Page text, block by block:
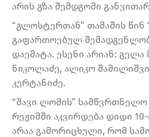
არის გზა შემდგომი
“გლოსტერთან” თამაშის წინ
გაფართოებულ
დაემატა. ესენი არიან:
ნიკოლაძე, ალიკო
კურტანიძე.
“შავი ლომის”
რეჟიმში აკვირდება დიდი
არაა გამორიცხული, რომ